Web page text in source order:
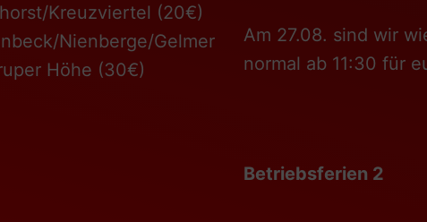
Kreuzviertel (20€)
Nienberge/Gelmer
Höhe (30€)
Am 27.08. sind wir
normal ab 11:30 für
Betriebsferien 2